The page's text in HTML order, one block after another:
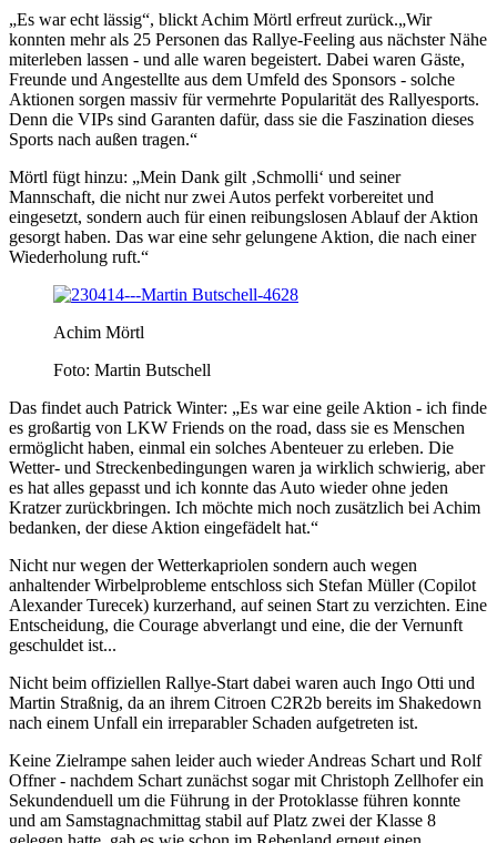
„Es war echt lässig“, blickt Achim Mörtl erfreut zurück.„Wir
konnten mehr als 25 Personen das Rallye-Feeling aus nächster Nähe
miterleben lassen - und alle waren begeistert. Dabei waren Gäste,
Freunde und Angestellte aus dem Umfeld des Sponsors - solche
Aktionen sorgen massiv für vermehrte Popularität des Rallyesports.
Denn die VIPs sind Garanten dafür, dass sie die Faszination dieses
Sports nach außen tragen.“
Mörtl fügt hinzu: „Mein Dank gilt ‚Schmolli‘ und seiner
Mannschaft, die nicht nur zwei Autos perfekt vorbereitet und
eingesetzt, sondern auch für einen reibungslosen Ablauf der Aktion
gesorgt haben. Das war eine sehr gelungene Aktion, die nach einer
Wiederholung ruft.“
Achim Mörtl
Foto: Martin Butschell
Das findet auch Patrick Winter: „Es war eine geile Aktion - ich finde
es großartig von LKW Friends on the road, dass sie es Menschen
ermöglicht haben, einmal ein solches Abenteuer zu erleben. Die
Wetter- und Streckenbedingungen waren ja wirklich schwierig, aber
es hat alles gepasst und ich konnte das Auto wieder ohne jeden
Kratzer zurückbringen. Ich möchte mich noch zusätzlich bei Achim
bedanken, der diese Aktion eingefädelt hat.“
Nicht nur wegen der Wetterkapriolen sondern auch wegen
anhaltender Wirbelprobleme entschloss sich Stefan Müller (Copilot
Alexander Turecek) kurzerhand, auf seinen Start zu verzichten. Eine
Entscheidung, die Courage abverlangt und eine, die der Vernunft
geschuldet ist...
Nicht beim offiziellen Rallye-Start dabei waren auch Ingo Otti und
Martin Straßnig, da an ihrem Citroen C2R2b bereits im Shakedown
nach einem Unfall ein irreparabler Schaden aufgetreten ist.
Keine Zielrampe sahen leider auch wieder Andreas Schart und Rolf
Offner - nachdem Schart zunächst sogar mit Christoph Zellhofer ein
Sekundenduell um die Führung in der Protoklasse führen konnte
und am Samstagnachmittag stabil auf Platz zwei der Klasse 8